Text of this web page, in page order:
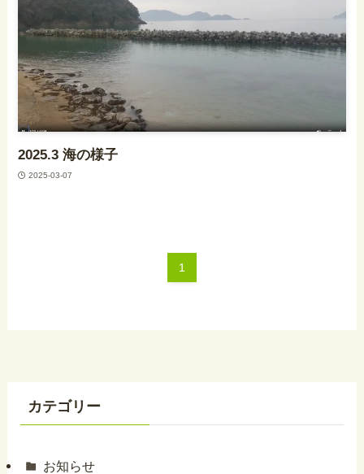
2025.3 海の様子
2025-03-07
1
カテゴリー
お知らせ